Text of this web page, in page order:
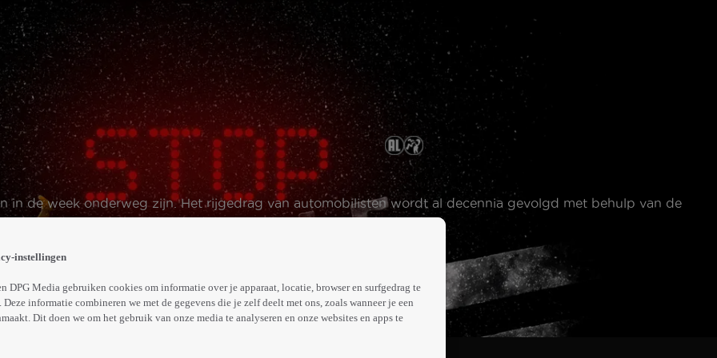
in de week onderweg zijn. Het rijgedrag van automobilisten wordt al decennia gevolgd met behulp van de
aan de regels houdt, is duidelijk.
Meer
info
instellingen
DPG Media gebruiken cookies om informatie over je apparaat, locatie, browser en surfgedrag te
Deze informatie combineren we met de gegevens die je zelf deelt met ons, zoals wanneer je een
Dit doen we om het gebruik van onze media te analyseren en onze websites en apps te